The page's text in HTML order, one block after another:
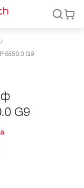
6550.0 G9
G9